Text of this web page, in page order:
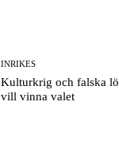
INRIKES
Kulturkrig och falska
vill vinna valet